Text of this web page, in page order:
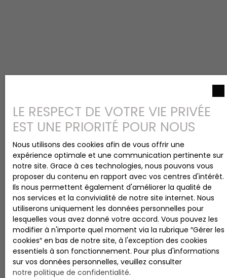
LE RESPECT DE VOTRE VIE PRIVÉE
EST UNE PRIORITÉ POUR NOUS
Nous utilisons des cookies afin de vous offrir une
expérience optimale et une communication pertinente sur
notre site. Grace à ces technologies, nous pouvons vous
proposer du contenu en rapport avec vos centres d'intérêt.
Ils nous permettent également d'améliorer la qualité de
nos services et la convivialité de notre site internet. Nous
utiliserons uniquement les données personnelles pour
lesquelles vous avez donné votre accord. Vous pouvez les
modifier à n'importe quel moment via la rubrique ″Gérer les
cookies″ en bas de notre site, à l'exception des cookies
essentiels à son fonctionnement. Pour plus d'informations
sur vos données personnelles, veuillez consulter
notre politique de confidentialité.